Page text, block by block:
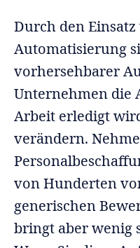
Durch den
Automatisierung
vorhersehbarer
Unternehmen die
Arbeit erledigt
verändern.
von Hunderten
generischen
bringt aber wenig